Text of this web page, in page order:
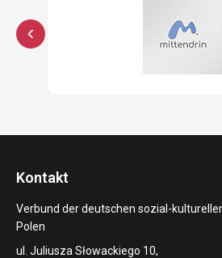
Kontakt
Verbund der deutschen sozial-
Polen
ul. Juliusza Słowackiego 10,